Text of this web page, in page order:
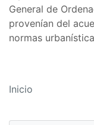
General de
provenían del
normas
Inicio